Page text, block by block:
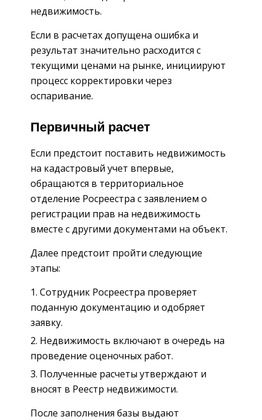
недвижимость.
Если в расчетах допущена ошибка и
результат значительно расходится с
текущими ценами на рынке, инициируют
процесс корректировки через
оспаривание.
Первичный расчет
Если предстоит поставить недвижимость
на кадастровый учет впервые,
обращаются в территориальное
отделение Росреестра с заявлением о
регистрации прав на недвижимость
вместе с другими документами на объект.
Далее предстоит пройти следующие
этапы:
Сотрудник Росреестра проверяет
поданную документацию и одобряет
заявку.
Недвижимость включают в очередь на
проведение оценочных работ.
Полученные расчеты утверждают и
вносят в Реестр недвижимости.
После заполнения базы выдают